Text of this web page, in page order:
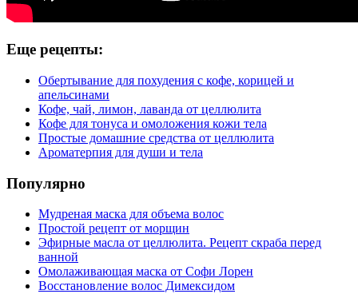
Еще рецепты:
Обертывание для похудения с кофе, корицей и
апельсинами
Кофе, чай, лимон, лаванда от целлюлита
Кофе для тонуса и омоложения кожи тела
Простые домашние средства от целлюлита
Ароматерпия для души и тела
Популярно
Мудреная маска для объема волос
Простой рецепт от морщин
Эфирные масла от целлюлита. Рецепт скраба перед
ванной
Омолаживающая маска от Софи Лорен
Восстановление волос Димексидом